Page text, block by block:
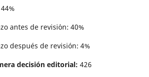
44%
antes de revisi´on: 40%
después de revisión: 4%
decisión editorial: 426